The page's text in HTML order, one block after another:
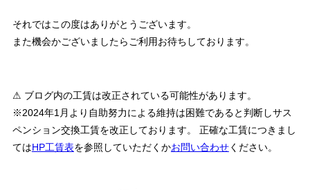
それではこの度はありがとうございます。
また機会かございましたらご利用お待ちしております。
⚠ ブログ内の工賃は改正されている可能性があります。
※2024年1月より自助努力による維持は困難であると判断しサス
ペンション交換工賃を改正しております。 正確な工賃につきまし
てはHP工賃表を参照していただくかお問い合わせください。